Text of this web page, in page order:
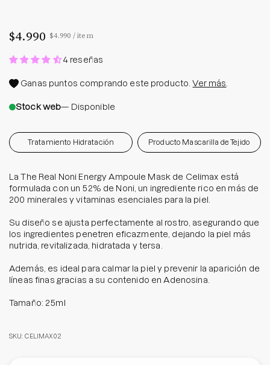
$4.990 Precio por unidad
$4.990 /por
item
4 reseñas
Ganas puntos comprando este producto.Ver más
Stock web— Disponible
Tratamiento Hidratación Producto Mascarilla de Tejido
La The Real Noni Energy Ampoule Mask de Celimax está
formulada con un 52% de Noni, un ingrediente rico en más de
200 minerales y vitaminas esenciales para la piel.
Su diseño se ajusta perfectamente al rostro, asegurando que
los ingredientes penetren eficazmente, dejando la piel más
nutrida, revitalizada, hidratada y tersa.
Además, es ideal para calmar la piel y prevenir la aparición de
líneas finas gracias a su contenido en Adenosina.
Tamaño: 25ml
SKU: CELIMAX02